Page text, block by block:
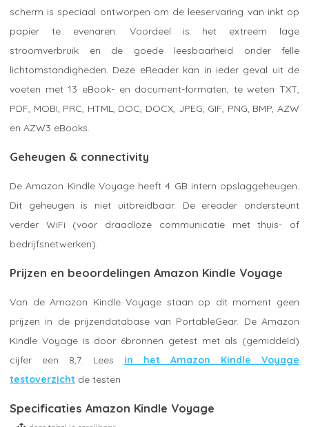
scherm is speciaal ontworpen om de leeservaring van inkt op
papier te evenaren. Voordeel is het extreem lage
stroomverbruik en de goede leesbaarheid onder felle
lichtomstandigheden. Deze eReader kan in ieder geval uit de
voeten met 13 eBook- en document-formaten, te weten TXT,
PDF, MOBI, PRC, HTML, DOC, DOCX, JPEG, GIF, PNG, BMP, AZW
en AZW3 eBooks.
Geheugen & connectivity
De Amazon Kindle Voyage heeft 4 GB intern opslaggeheugen.
Dit geheugen is niet uitbreidbaar. De ereader ondersteunt
verder WiFi (voor draadloze communicatie met thuis- of
bedrijfsnetwerken).
Prijzen en beoordelingen Amazon Kindle Voyage
Van de Amazon Kindle Voyage staan op dit moment geen
prijzen in de prijzendatabase van PortableGear. De Amazon
Kindle Voyage is door 6bronnen getest met als (gemiddeld)
cijfer een 8,7. Lees in het Amazon Kindle Voyage
testoverzicht de testen
Specificaties Amazon Kindle Voyage